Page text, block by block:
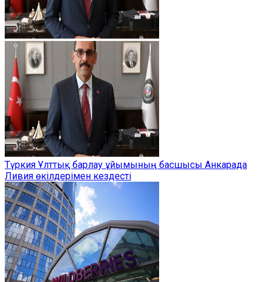
Түркия Ұлттық барлау ұйымының басшысы Анкарада
Ливия өкілдерімен кездесті